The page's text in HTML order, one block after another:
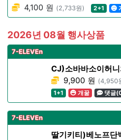
4,100 원 (2,733원) 2+1
2026년 08월 행사상품
7-ELEVEn
CJ)소바바소이허
9,900 원 (4,950
1+1
개꿀 댓글
7-ELEVEn
딸기키티)베노프